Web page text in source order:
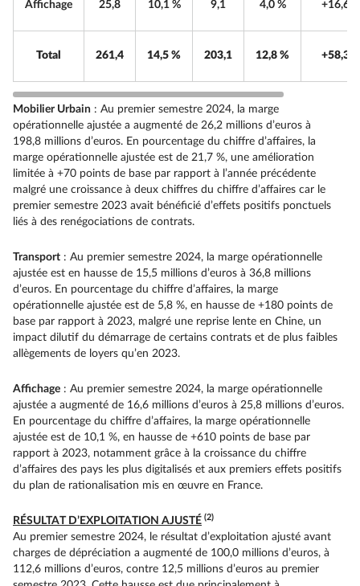
Affichage 25,8 10,1 % 9,1 4,0 % +16,6
Total 261,4 14,5 % 203,1 12,8 % +58,3
Mobilier Urbain : Au premier semestre 2024, la marge
opérationnelle ajustée a augmenté de 26,2 millions d’euros à
198,8 millions d’euros. En pourcentage du chiffre d’affaires, la
marge opérationnelle ajustée est de 21,7 %, une amélioration
limitée à +70 points de base par rapport à l’année précédente
malgré une croissance à deux chiffres du chiffre d’affaires car le
premier semestre 2023 avait bénéficié d’effets positifs ponctuels
liés à des renégociations de contrats.
Transport : Au premier semestre 2024, la marge opérationnelle
ajustée est en hausse de 15,5 millions d’euros à 36,8 millions
d’euros. En pourcentage du chiffre d’affaires, la marge
opérationnelle ajustée est de 5,8 %, en hausse de +180 points de
base par rapport à 2023, malgré une reprise lente en Chine, un
impact dilutif du démarrage de certains contrats et de plus faibles
allègements de loyers qu’en 2023.
Affichage : Au premier semestre 2024, la marge opérationnelle
ajustée a augmenté de 16,6 millions d’euros à 25,8 millions d’euros.
En pourcentage du chiffre d’affaires, la marge opérationnelle
ajustée est de 10,1 %, en hausse de +610 points de base par
rapport à 2023, notamment grâce à la croissance du chiffre
d’affaires des pays les plus digitalisés et aux premiers effets positifs
du plan de rationalisation mis en œuvre en France.
RÉSULTAT D’EXPLOITATION AJUSTÉ (2)
Au premier semestre 2024, le résultat d’exploitation ajusté avant
charges de dépréciation a augmenté de 100,0 millions d’euros, à
112,6 millions d’euros, contre 12,5 millions d’euros au premier